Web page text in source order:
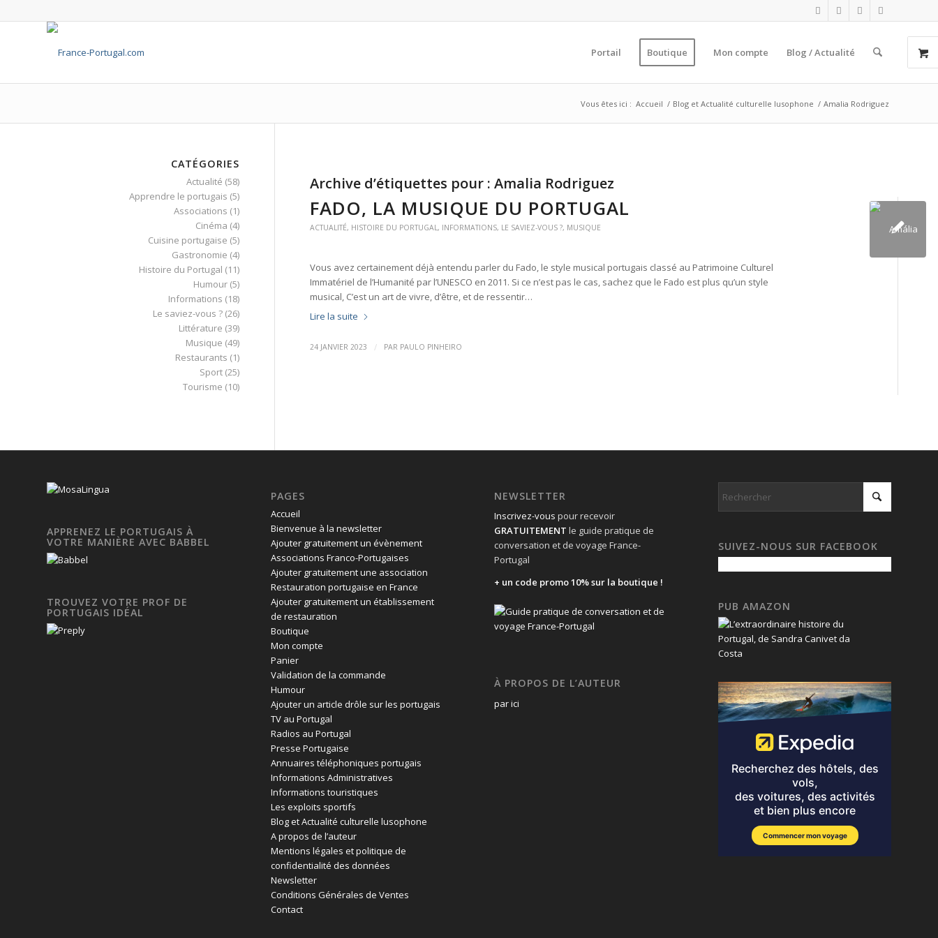
Portail Boutique Mon compte Blog / Actualité
Vous êtes ici : Accueil / Blog et Actualité culturelle lusophone / Amalia Rodriguez
Archive d’étiquettes pour : Amalia Rodriguez
FADO, LA MUSIQUE DU PORTUGAL
ACTUALITÉ, HISTOIRE DU PORTUGAL, INFORMATIONS, LE SAVIEZ-VOUS ?, MUSIQUE
Vous avez certainement déjà entendu parler du Fado, le style musical portugais classé au Patrimoine Culturel
Immatériel de l’Humanité par l’UNESCO en 2011. Si ce n’est pas le cas, sachez que le Fado est plus qu’un style
musical, C’est un art de vivre, d’être, et de ressentir…
Lire la suite
24 JANVIER 2023 / PAR PAULO PINHEIRO
CATÉGORIES
Actualité (58)
Apprendre le portugais (5)
Associations (1)
Cinéma (4)
Cuisine portugaise (5)
Gastronomie (4)
Histoire du Portugal (11)
Humour(5)
Informations (18)
Le saviez-vous ?(26)
Littérature (39)
Musique (49)
Restaurants (1)
Sport(25)
Tourisme (10)
APPRENEZ LE PORTUGAIS À
VOTRE MANIÈRE AVEC BABBEL
TROUVEZ VOTRE PROF DE
PORTUGAIS IDÉAL
PAGES
Accueil
Bienvenue à la newsletter
Ajouter gratuitement un évènement
Associations Franco-Portugaises
Ajouter gratuitement une association
Restauration portugaise en France
Ajouter gratuitement un établissement
de restauration
Boutique
Mon compte
Panier
Validation de la commande
Humour
Ajouter un article drôle sur les portugais
TV au Portugal
Radios au Portugal
Presse Portugaise
Annuaires téléphoniques portugais
Informations Administratives
Informations touristiques
Les exploits sportifs
Blog et Actualité culturelle lusophone
A propos de l’auteur
Mentions légales et politique de
confidentialité des données
Newsletter
Conditions Générales de Ventes
Contact
NEWSLETTER
Inscrivez-vous pour recevoir
GRATUITEMENT le guide pratique de
conversation et de voyage France-
Portugal
+ un code promo 10% sur la boutique !
À PROPOS DE L’AUTEUR
par ici
SUIVEZ-NOUS SUR FACEBOOK
PUB AMAZON